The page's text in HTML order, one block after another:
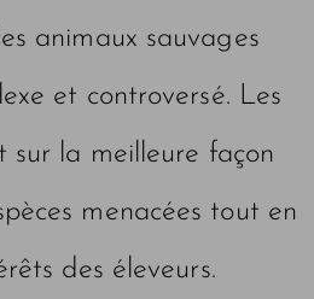
animaux sauvages
et controversé. Les
sur la meilleure façon
menacées tout en
des éleveurs.